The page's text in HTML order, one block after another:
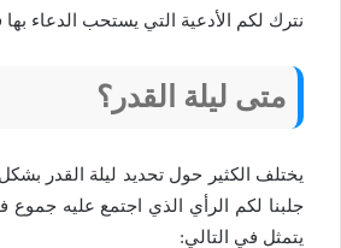
نترك لكم الأدعية التي يستحب الدعاء بها
متى ليلة القدر؟
يختلف الكثير حول تحديد ليلة القدر
جلبنا لكم الرأي الذي اجتمع عليه جموع
يتمثل في التالي: